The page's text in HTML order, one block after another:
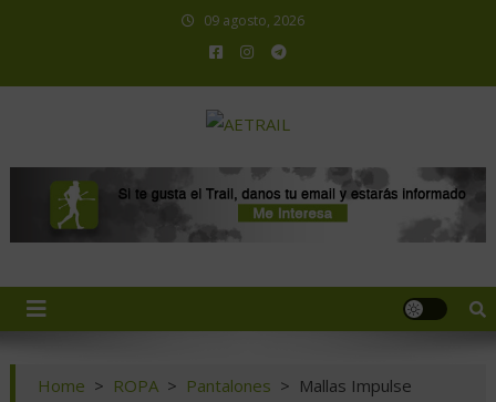
09 agosto, 2026
Home > ROPA > Pantalones > Mallas Impulse